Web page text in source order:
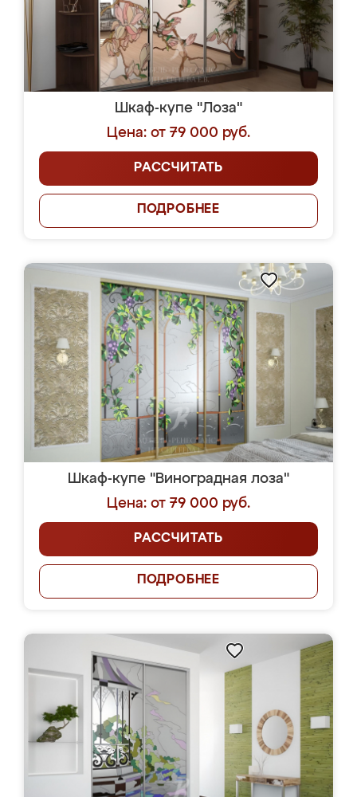
Шкаф-купе "Лоза"
Цена: от 79 000 руб.
РАССЧИТАТЬ
ПОДРОБНЕЕ
Шкаф-купе "Виноградная лоза"
Цена: от 79 000 руб.
РАССЧИТАТЬ
ПОДРОБНЕЕ